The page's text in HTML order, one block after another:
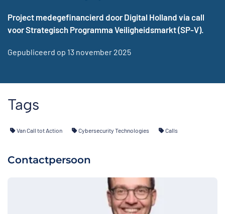
Project medegefinancierd door Digital Holland via call
voor Strategisch Programma Veiligheidsmarkt (SP-V).
Gepubliceerd op 13 november 2025
Tags
Van Call tot Action Cybersecurity Technologies Calls
Contactpersoon